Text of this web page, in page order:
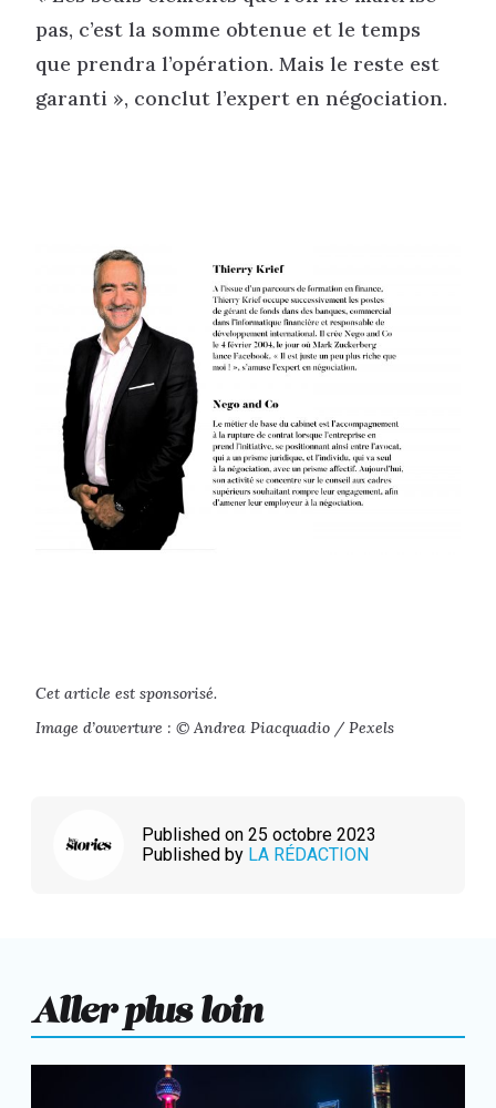
pas, c’est la somme obtenue et le temps
que prendra l’opération. Mais le reste est
garanti », conclut l’expert en négociation.
Cet article est sponsorisé.
Image d’ouverture : © Andrea Piacquadio / Pexels
Published on 25 octobre 2023
Published by LA RÉDACTION
Aller plus loin